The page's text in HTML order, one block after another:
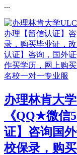
...
办理林肯大
《QQ★微信
证】咨询国
校保录，购